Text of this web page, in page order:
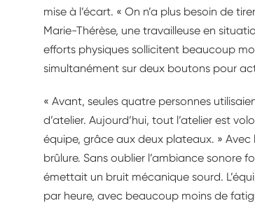
mise à l’écart. « On n’a plus besoin de
Marie-Thérèse, une travailleuse en
efforts physiques sollicitent beaucoup
simultanément sur deux boutons pour
« Avant, seules quatre personnes
d’atelier. Aujourd’hui, tout l’atelier est
équipe, grâce aux deux plateaux. »
brûlure. Sans oublier l’ambiance sonore
émettait un bruit mécanique sourd.
par heure, avec beaucoup moins de